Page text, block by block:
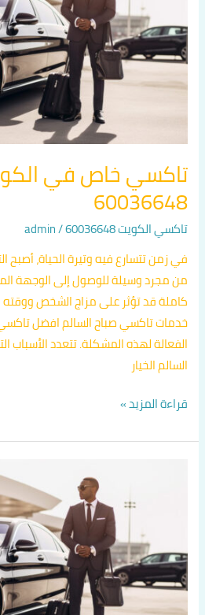
تاكسي خاص في
60036648
تاكسي الكويت 60036648 /
admin
في زمن تتسارع فيه وتيرة الحياة، أصبح
من مجرد وسيلة للوصول إلى الوجهة
كاملة قد تؤثر على مزاج الشخص ووقته
خدمات تاكسي صباح السالم افضل
الفعالة لهذه المشكلة. تتعدد
السالم الخيار
اتصل
بنا
60036648
قراءة المزيد »
ساعة
اتصل
بنا